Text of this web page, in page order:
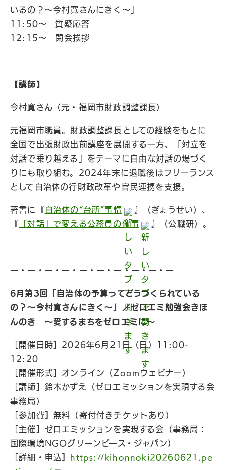
いるの？〜今村寛さんにきく〜」
11:50〜 質疑応答
12:15〜 閉会挨拶
【講師】
今村寛さん（元・福岡市財政調整課長）
元福岡市職員。財政調整課長としての経験をもとに
全国で出張財政出前講座を展開する一方、「対立を
対話で乗り越える」をテーマに自由な対話の場づく
りにも取り組む。2024年末に退職後はフリーランス
として自治体の行財政改革や官民連携を支援。
著書に『 自治体の“台所”事情
』（ぎょうせい）、
『 「対話」で変える公務員の仕事 』（公職研）。
ー・ー・ー・ー・ー・ー・ー・ー・ー・ー
6月第3回「自治体の予算ってどうつくられている
の？〜今村寛さんにきく〜」／ゼロエミ勉強会きほ
んのき 〜愛するまちをゼロエミに〜
［開催日時
2026年6月21日（日）11:00-
12:20
［開催形式
オンライン（Zoomウェビナー）
［講師
鈴木かずえ（ゼロエミッションを実現する会
事務局）
［参加費 ］無料（寄付付きチケットあり）
［主催
ゼロエミッションを実現する会（事務局：
国際環境NGOグリーンピース・ジャパン）
［詳細・申込
https://kihonnoki20260621.pe